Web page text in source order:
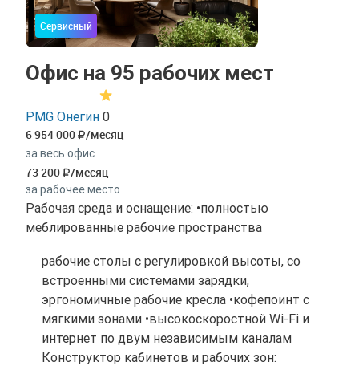
Сервисный
Офис на 95 рабочих мест
PMG Онегин 0
6 954 000 /месяц
за весь офис
73 200 /месяц
за рабочее место
Рабочая среда и оснащение: •полностью
меблированные рабочие пространства
рабочие столы с регулировкой высоты, со
встроенными системами зарядки,
эргономичные рабочие кресла •кофепоинт с
мягкими зонами •высокоскоростной Wi-Fi и
интернет по двум независимым каналам
Конструктор кабинетов и рабочих зон: